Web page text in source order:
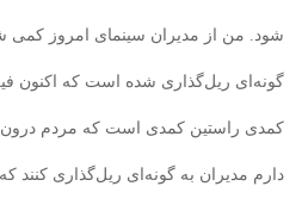
شود.‌ من از مدیران سینمای امروز کمی
گونه‌ای ریل‌گذاری شده است که اکنون
کمدی راستین کمدی است که مردم درون
دارم مدیران به گونه‌ای ریل‌گذاری کنند